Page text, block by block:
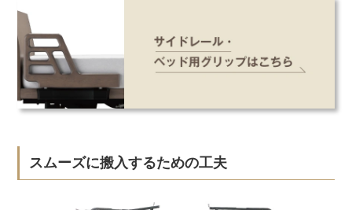
スムーズに搬入するための工夫